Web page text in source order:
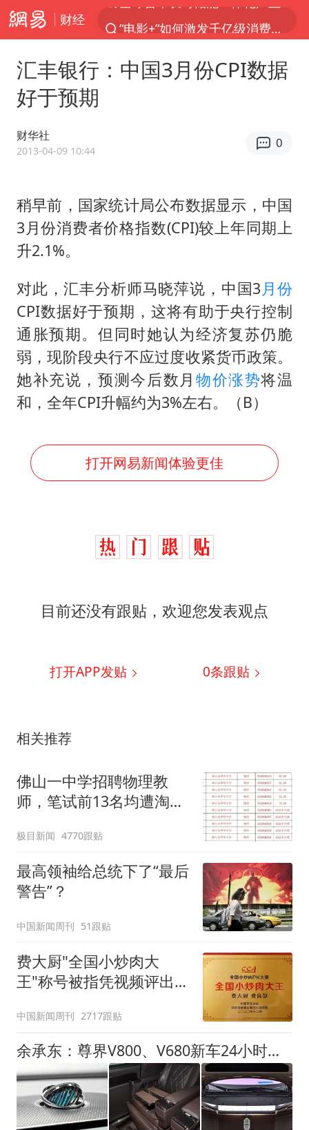
财经
上海：台风白海豚或将带来龙卷风
四川宜宾高县4.9级地震致1死
日本试射“战斧”导弹，国防部回应
东航：国内客票提前14天免费退改
美股存储板块集体大跌
U17国足三连胜晋级明日之星半决赛
胡彦斌韩磊 谁帮谁
我国外贸延续良好增长态势
国防部：中国军队坚决反制任何闹海挑衅图谋
“新疆阿勒泰八月能滑雪”不实
夯实基础开新局
汇丰银行：中国3月份CPI数据
好于预期
财华社
2013-04-09 10:44
0
稍早前，国家统计局公布数据显示，中国
3月份消费者价格指数(CPI)较上年同期上
升2.1%。
对此，汇丰分析师马晓萍说，中国3月份
CPI数据好于预期，这将有助于央行控制
通胀预期。但同时她认为经济复苏仍脆
弱，现阶段央行不应过度收紧货币政策。
她补充说，预测今后数月 物价涨势将温
和，全年CPI升幅约为3%左右。（B）
打开网易新闻体验更佳
目前还没有跟贴，欢迎您发表观点
打开APP发贴 0条跟贴
相关推荐
佛山一中学招聘物理教
师，笔试前13名均遭淘
聘，成立调查组全面核查
极目新闻 4770跟贴
最高领袖给总统下了“最后
警告”？
中国新闻周刊 51跟贴
费大厨"全国小炒肉大
王"称号被指凭视频评出
中国新闻周刊 2717跟贴
余承东：尊界V800、V680新车24小时大定突破3500台